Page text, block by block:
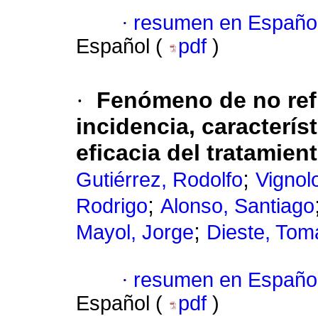
· resumen en
Español (
pdf )
·
Fenómeno de no
incidencia,
eficacia del
Gutiérrez, Rodolfo;
Rodrigo; Alonso, Santiago
Mayol, Jorge; Dieste,
· resumen en
Español (
pdf )